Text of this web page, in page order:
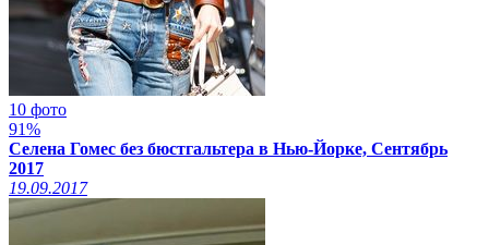
10 фото
91%
Селена Гомес без бюстгальтера в Нью-Йорке, Сентябрь
2017
19.09.2017